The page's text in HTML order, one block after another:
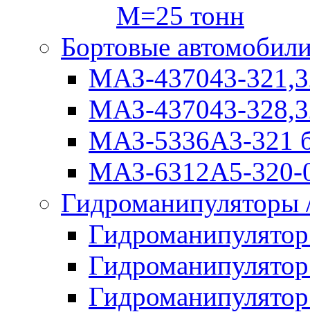
М=25 тонн
Бортовые
МАЗ-437043-
МАЗ-437043-
МАЗ-5336А3-321
МАЗ-6312А5-320-